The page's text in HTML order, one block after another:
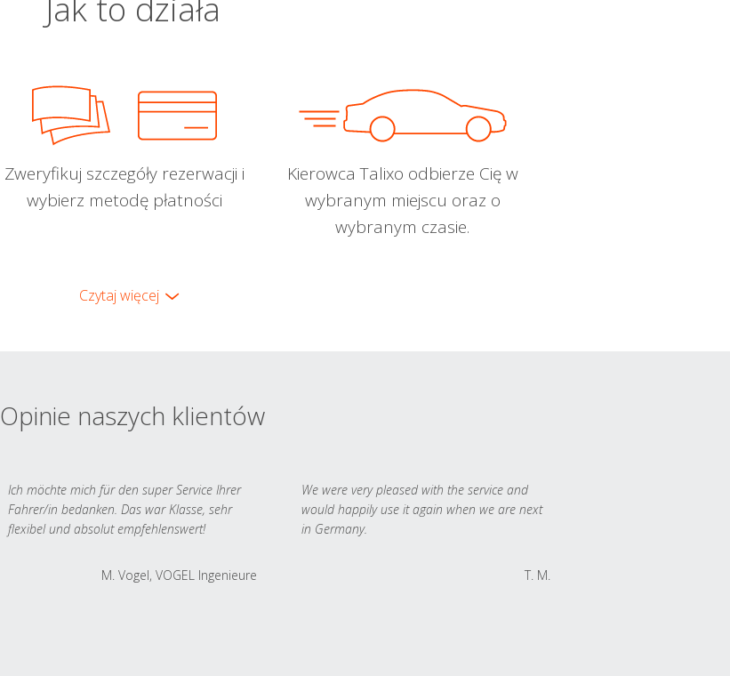
Zweryfikuj szczegóły rezerwacji i
wybierz metodę płatności
Kierowca Talixo odbierze Cię w
wybranym miejscu oraz o
wybranym czasie.
Czytaj więcej
Opinie naszych klientów
Ich möchte mich für den super Service Ihrer
Fahrer/in bedanken. Das war Klasse, sehr
flexibel und absolut empfehlenswert!
M. Vogel, VOGEL Ingenieure
We were very pleased with the service and
would happily use it again when we are next
in Germany.
T. M.